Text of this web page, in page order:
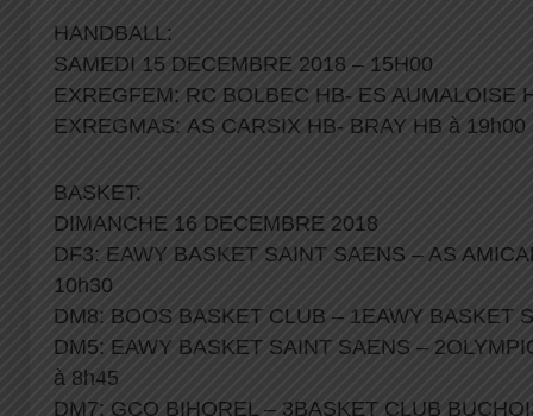
HANDBALL:
SAMEDI 15 DECEMBRE 2018 – 15H00
EXREGFEM: RC BOLBEC HB- ES AUMALOISE
EXREGMAS: AS CARSIX HB- BRAY HB à 19h00
BASKET:
DIMANCHE 16 DECEMBRE 2018
DF3: EAWY BASKET SAINT SAENS – AS
10h30
DM8: BOOS BASKET CLUB – 1EAWY BASKET
DM5: EAWY BASKET SAINT SAENS –
à 8h45
DM7: GCO BIHOREL – 3BASKET CLUB